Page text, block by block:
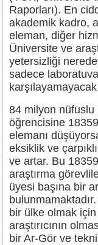
Raporları). En
akademik kadro,
eleman, diğer
Üniversite ve
yetersizliği
sadece
84 milyon
öğrencisine
elemanı
eksiklik ve
ve artar. Bu
araştırma
üyesi başına bir
bir ülke olmak
araştırıcının
bir Ar-Gör ve